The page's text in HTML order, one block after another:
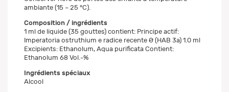
ambiante (15 – 25 °C).
Composition / ingrédients
1 ml de liquide (35 gouttes) contient: Principe actif:
Imperatoria ostruthium e radice recente Ø (HAB 3a) 1.0 ml
Excipients: Ethanolum, Aqua purificata Contient:
Ethanolum 68 Vol.-%
Ingrédients spéciaux
Alcool